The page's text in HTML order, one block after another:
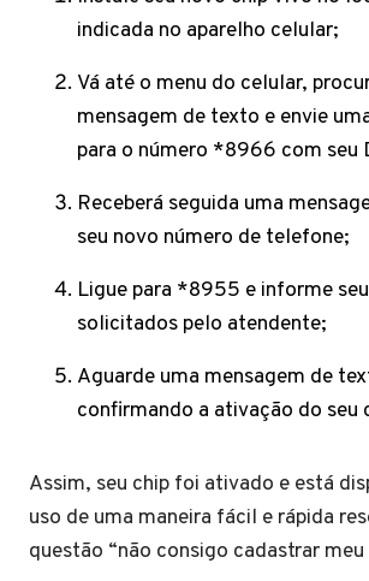
indicada no aparelho celular;
Vá até o menu do celular,
mensagem de texto e envie
para o número *8966 com seu
Receberá seguida uma
seu novo número de telefone;
Ligue para *8955 e informe
solicitados pelo atendente;
Aguarde uma mensagem de
confirmando a ativação do seu
Assim, seu chip foi ativado e está
uso de uma maneira fácil e rápida
questão “não consigo cadastrar meu